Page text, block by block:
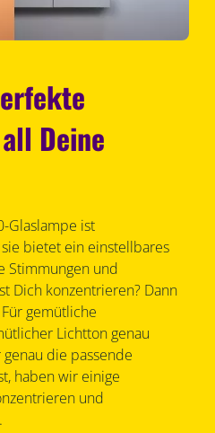
Deine
Glaslampe ist
bietet ein einstellbares
Stimmungen und
Dich konzentrieren? Dann
gemütliche
Lichtton genau
die passende
haben wir einige
und